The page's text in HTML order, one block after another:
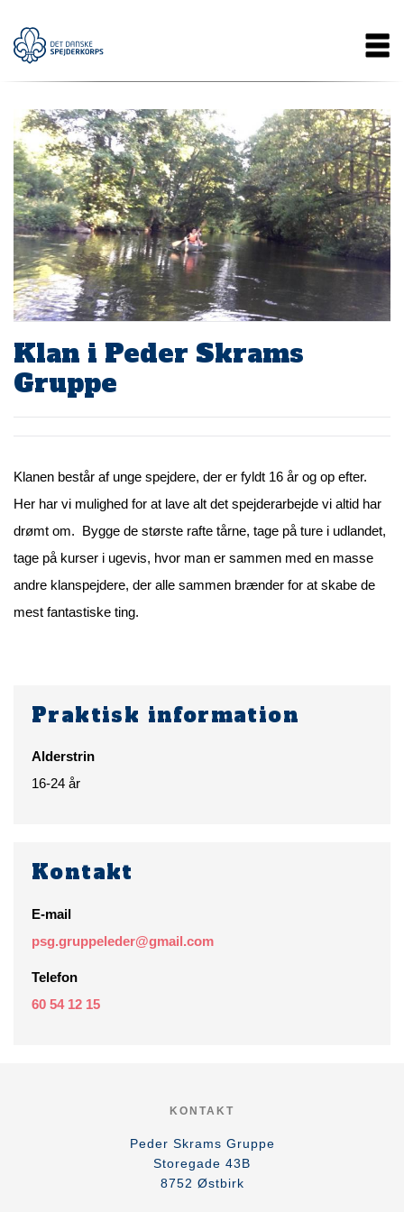
hovedindhold
Main
navigation
Klan i Peder Skrams
Gruppe
Klanen består af unge spejdere, der er fyldt 16 år og op efter.
Her har vi mulighed for at lave alt det spejderarbejde vi altid har
drømt om. Bygge de største rafte tårne, tage på ture i udlandet,
tage på kurser i ugevis, hvor man er sammen med en masse
andre klanspejdere, der alle sammen brænder for at skabe de
mest fantastiske ting.
Praktisk information
Alderstrin
16-24 år
Kontakt
E-mail
psg.gruppeleder@gmail.com
Telefon
60 54 12 15
KONTAKT
Peder Skrams Gruppe
Storegade 43B
8752 Østbirk